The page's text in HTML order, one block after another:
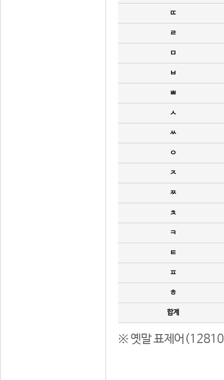
ㄸ
ㄹ
ㅁ
ㅂ
ㅃ
ㅅ
ㅆ
ㅇ
ㅈ
ㅉ
ㅊ
ㅋ
ㅌ
ㅍ
ㅎ
합계
※ 옛말 표제어(12810